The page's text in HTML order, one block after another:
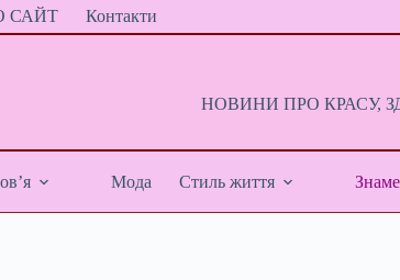
САЙТ Контакти
НОВИНИ ПРО КРАСУ,
Мода Стиль життя